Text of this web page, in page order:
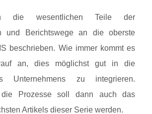
die wesentlichen Teile der
und Berichtswege an die oberste
beschrieben. Wie immer kommt es
an, dies möglichst gut in die
Unternehmens zu integrieren.
die Prozesse soll dann auch das
Artikels dieser Serie werden.